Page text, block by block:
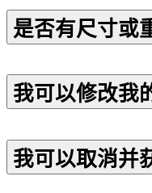
是否有尺寸或
我可以修改我
我可以取消并